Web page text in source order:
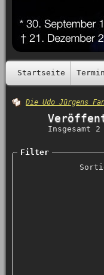
Startseite
Die Udo Jürgens
Insgesamt
Filter